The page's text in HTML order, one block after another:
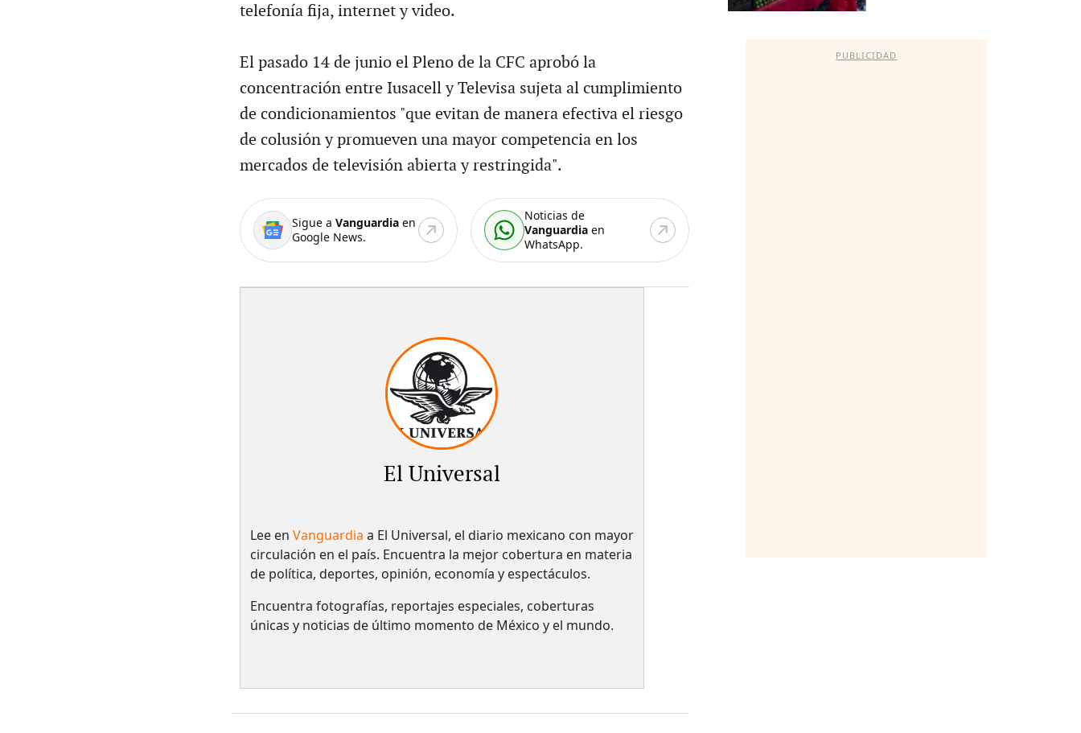
telefonía fija, internet y video.
El pasado 14 de junio el Pleno de la CFC aprobó la
concentración entre Iusacell y Televisa sujeta al cumplimiento
de condicionamientos "que evitan de manera efectiva el riesgo
de colusión y promueven una mayor competencia en los
mercados de televisión abierta y restringida".
Sigue a Vanguardiaen
Google News.
Noticias de
Vanguardia en
WhatsApp.
El Universal
Lee en Vanguardia a El Universal, el diario mexicano con mayor
circulación en el país.​ Encuentra la mejor cobertura en materia
de política, deportes, opinión, economía y espectáculos.
Encuentra fotografías, reportajes especiales, coberturas
únicas y noticias de último momento de México y el mundo.
PUBLICIDAD